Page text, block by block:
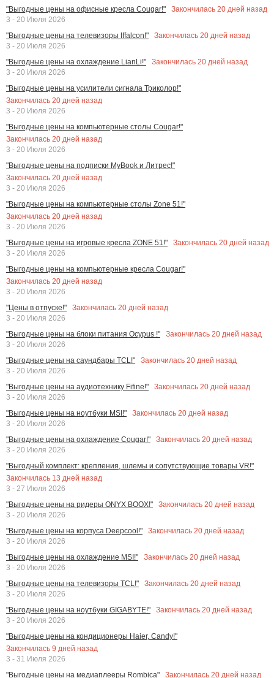
"Выгодные цены на офисные кресла Cougar!" Закончилась 20 дней назад
3 - 20 Июля 2026
"Выгодные цены на телевизоры Iffalcon!"
Закончилась 20 дней назад
3 - 20 Июля 2026
"Выгодные цены на охлаждение LianLi!"
Закончилась 20 дней назад
3 - 20 Июля 2026
"Выгодные цены на усилители сигнала Триколор!"
Закончилась 20 дней назад
3 - 20 Июля 2026
"Выгодные цены на компьютерные столы Cougar!"
Закончилась 20 дней назад
3 - 20 Июля 2026
"Выгодные цены на подписки MyBook и Литрес!"
Закончилась 20 дней назад
3 - 20 Июля 2026
"Выгодные цены на компьютерные столы Zone 51!"
Закончилась 20 дней назад
3 - 20 Июля 2026
"Выгодные цены на игровые кресла ZONE 51!"
Закончилась 20 дней назад
3 - 20 Июля 2026
"Выгодные цены на компьютерные кресла Cougar!"
Закончилась 20 дней назад
3 - 20 Июля 2026
"Цены в отпуске!"
Закончилась 20 дней назад
3 - 20 Июля 2026
"Выгодные цены на блоки питания Ocypus !"
Закончилась 20 дней назад
3 - 20 Июля 2026
"Выгодные цены на саундбары TCL!"
Закончилась 20 дней назад
3 - 20 Июля 2026
"Выгодные цены на аудиотехнику Fifine!"
Закончилась 20 дней назад
3 - 20 Июля 2026
"Выгодные цены на ноутбуки MSI!"
Закончилась 20 дней назад
3 - 20 Июля 2026
"Выгодные цены на охлаждение Cougar!"
Закончилась 20 дней назад
3 - 20 Июля 2026
"Выгодный комплект: крепления, шлемы и сопутствующие товары VR!"
Закончилась 13 дней назад
3 - 27 Июля 2026
"Выгодные цены на ридеры ONYX BOOX!"
Закончилась 20 дней назад
3 - 20 Июля 2026
"Выгодные цены на корпуса Deepcool!"
Закончилась 20 дней назад
3 - 20 Июля 2026
"Выгодные цены на охлаждение MSI!"
Закончилась 20 дней назад
3 - 20 Июля 2026
"Выгодные цены на телевизоры TCL!"
Закончилась 20 дней назад
3 - 20 Июля 2026
"Выгодные цены на ноутбуки GIGABYTE!"
Закончилась 20 дней назад
3 - 20 Июля 2026
"Выгодные цены на кондиционеры Haier, Candy!"
Закончилась 9 дней назад
3 - 31 Июля 2026
"Выгодные цены на медиаплееры Rombica"
Закончилась 20 дней назад